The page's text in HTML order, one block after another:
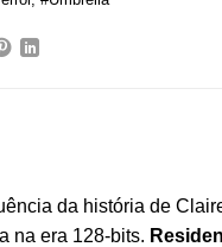
da história de
na era 128-bits.